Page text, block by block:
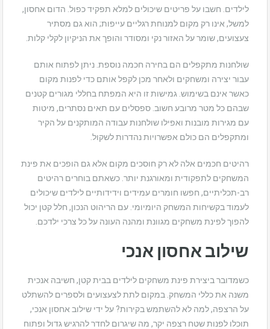
לילדים. חשבו על פריטים שיכולים למלא תפקיד כפול. הדום אחסון,
למשל, אינו רק מקום למנוחת רגליים עייפות; הוא גם מסתיר
צעצועים, שומר על האזור נקי ומסודר והופך את הניקיון לקלי קלות.
שולחנות מתקפלים הם בחירה חכמה נוספת. ניתן לפתוח אותם
עבור יצירה ומשחקים ולאחר מכן לקפל אותם כדי לפנות מקום
כאשר אינם בשימוש. גמישות זו היא המפתח בחללי מגורים קטנים
שבהם כל מטר מרובע חשוב. ספסלים עם תאים נסתרים, מיטות
עם מגירות מובנות ואפילו שולחנות עבודה המותקנים על הקיר
ומתקפלים הם כולם אפשרויות נהדרות לשקול.
רהיטים חכמים אלה לא רק חוסכים מקום אלא גם הופכים את פינת
המשחקים לתפקודית ומאורגנת יותר. כשאתם בוחרים רהיטים
רב-תכליתיים, חפשו חומרים עמידים וידידותיים לילדים שיכולים
לעמוד בקשיחות המשחק היומיומי. עם הריהוט הנכון, חלל קטן יכול
להפוך לפינת משחקים מגוונת ומהנה העונה על כל צרכי ילדכם.
שילוב אחסון אנכי
כשמדובר ביצירת פינת משחקים לילדים בבית קטן, חשיבה אנכית
משנה את כללי המשחק. במקום לתת לצעצועים ולספרים להשתלט
על הרצפה, למה לא להשתמש בקירות? על ידי שילוב אחסון אנכי,
תוכלו לפנות שטח רצפה יקר, מה שיגרום לחדר להרגיש גדול ופתוח